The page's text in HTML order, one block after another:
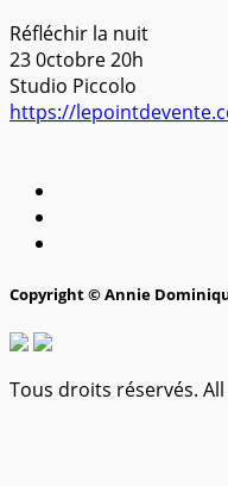
Réfléchir la nuit
23 0ctobre 20h
Studio Piccolo
https://
Copyright © Annie
Tous droits réservés.